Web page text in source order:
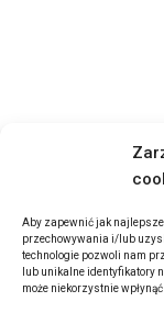
Aby zapewnić jak
przechowywania i/lub
technologie pozwoli nam
lub unikalne identyfikatory
może niekorzystnie
Inne Lokalizacje
Auta z USA
Auta z USA
Auta z USA
Marki